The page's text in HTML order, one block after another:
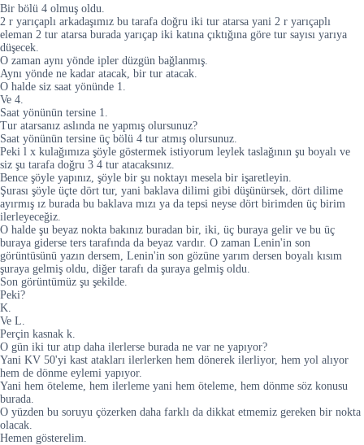
Bir bölü 4 olmuş oldu.
2 r yarıçaplı arkadaşımız bu tarafa doğru iki tur atarsa yani 2 r yarıçaplı
eleman 2 tur atarsa burada yarıçap iki katına çıktığına göre tur sayısı yarıya
düşecek.
O zaman aynı yönde ipler düzgün bağlanmış.
Aynı yönde ne kadar atacak, bir tur atacak.
O halde siz saat yönünde 1.
Ve 4.
Saat yönünün tersine 1.
Tur atarsanız aslında ne yapmış olursunuz?
Saat yönünün tersine üç bölü 4 tur atmış olursunuz.
Peki l x kulağımıza şöyle göstermek istiyorum leylek taslağının şu boyalı ve
siz şu tarafa doğru 3 4 tur atacaksınız.
Bence şöyle yapınız, şöyle bir şu noktayı mesela bir işaretleyin.
Şurası şöyle üçte dört tur, yani baklava dilimi gibi düşünürsek, dört dilime
ayırmış ız burada bu baklava mızı ya da tepsi neyse dört birimden üç birim
ilerleyeceğiz.
O halde şu beyaz nokta bakınız buradan bir, iki, üç buraya gelir ve bu üç
buraya giderse ters tarafında da beyaz vardır. O zaman Lenin'in son
görüntüsünü yazın dersem, Lenin'in son gözüne yarım dersen boyalı kısım
şuraya gelmiş oldu, diğer tarafı da şuraya gelmiş oldu.
Son görüntümüz şu şekilde.
Peki?
K.
Ve L.
Perçin kasnak k.
O gün iki tur atıp daha ilerlerse burada ne var ne yapıyor?
Yani KV 50'yi kast atakları ilerlerken hem dönerek ilerliyor, hem yol alıyor
hem de dönme eylemi yapıyor.
Yani hem öteleme, hem ilerleme yani hem öteleme, hem dönme söz konusu
burada.
O yüzden bu soruyu çözerken daha farklı da dikkat etmemiz gereken bir nokta
olacak.
Hemen gösterelim.